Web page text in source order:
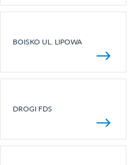
BOISKO UL. LIPOWA
DROGI FDS